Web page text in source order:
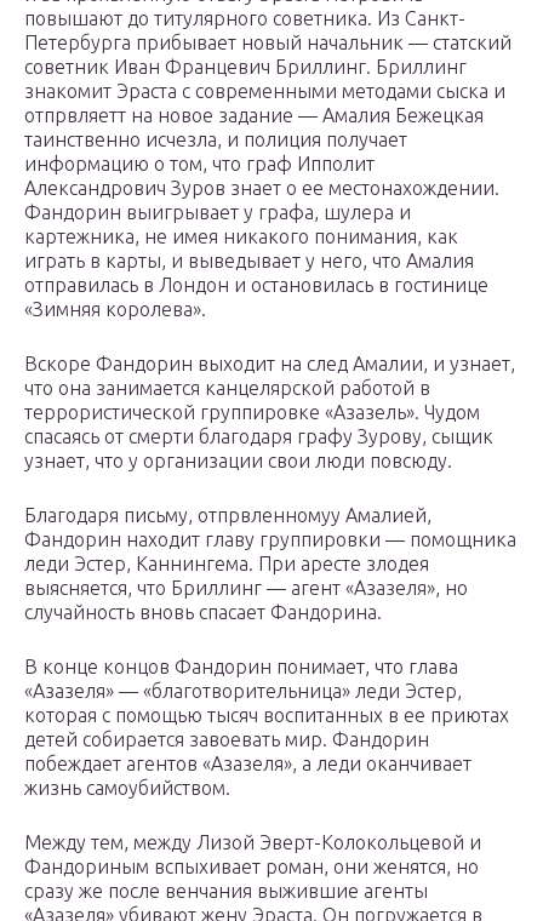
повышают до титулярного советника. Из Санкт-
Петербурга прибывает новый начальник — статский
советник Иван Францевич Бриллинг. Бриллинг
знакомит Эраста с современными методами сыска и
отпрвляетт на новое задание — Амалия Бежецкая
таинственно исчезла, и полиция получает
информацию о том, что граф Ипполит
Александрович Зуров знает о ее местонахождении.
Фандорин выигрывает у графа, шулера и
картежника, не имея никакого понимания, как
играть в карты, и выведывает у него, что Амалия
отправилась в Лондон и остановилась в гостинице
«Зимняя королева».
Вскоре Фандорин выходит на след Амалии, и узнает,
что она занимается канцелярской работой в
террористической группировке «Азазель». Чудом
спасаясь от смерти благодаря графу Зурову, сыщик
узнает, что у организации свои люди повсюду.
Благодаря письму, отпрвленномуу Амалией,
Фандорин находит главу группировки — помощника
леди Эстер, Каннингема. При аресте злодея
выясняется, что Бриллинг — агент «Азазеля», но
случайность вновь спасает Фандорина.
В конце концов Фандорин понимает, что глава
«Азазеля» — «благотворительница» леди Эстер,
которая с помощью тысяч воспитанных в ее приютах
детей собирается завоевать мир. Фандорин
побеждает агентов «Азазеля», а леди оканчивает
жизнь самоубийством.
Между тем, между Лизой Эверт-Колокольцевой и
Фандориным вспыхивает роман, они женятся, но
сразу же после венчания выжившие агенты
«Азазеля» убивают жену Эраста. Он погружается в